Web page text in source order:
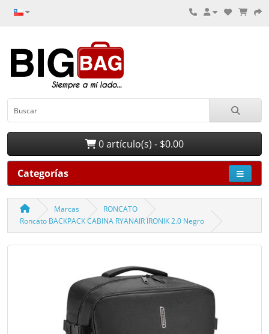
0 artículo(s) - $0.00
Categorías
Marcas
RONCATO
Roncato BACKPACK CABINA RYANAIR IRONIK 2.0 Negro